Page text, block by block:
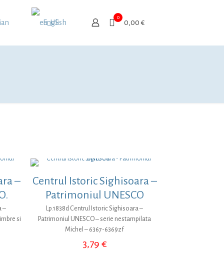
English
0
0,00 €
–
–
si
Centrul Istoric Sighisoara –
Patrimoniul UNESCO
Lp.1838d Centrul Istoric Sighisoara –
Patrimoniul UNESCO – serie nestampilata
Michel – 6367-6369zf
3,79 €